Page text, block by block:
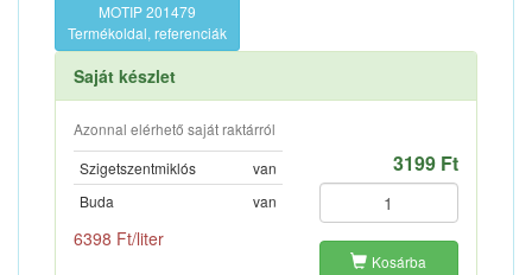
MOTIP 201479
Termékoldal, referenciák
Saját készlet
Azonnal elérhető saját raktárról
Szigetszentmiklós
van
Buda
van
6398 Ft/liter
3199 Ft
Kosárba